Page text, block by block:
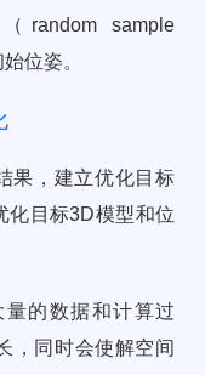
sample
位姿。
果，建立优化目标
化目标3D模型和位
的数据和计算过
，同时会使解空间